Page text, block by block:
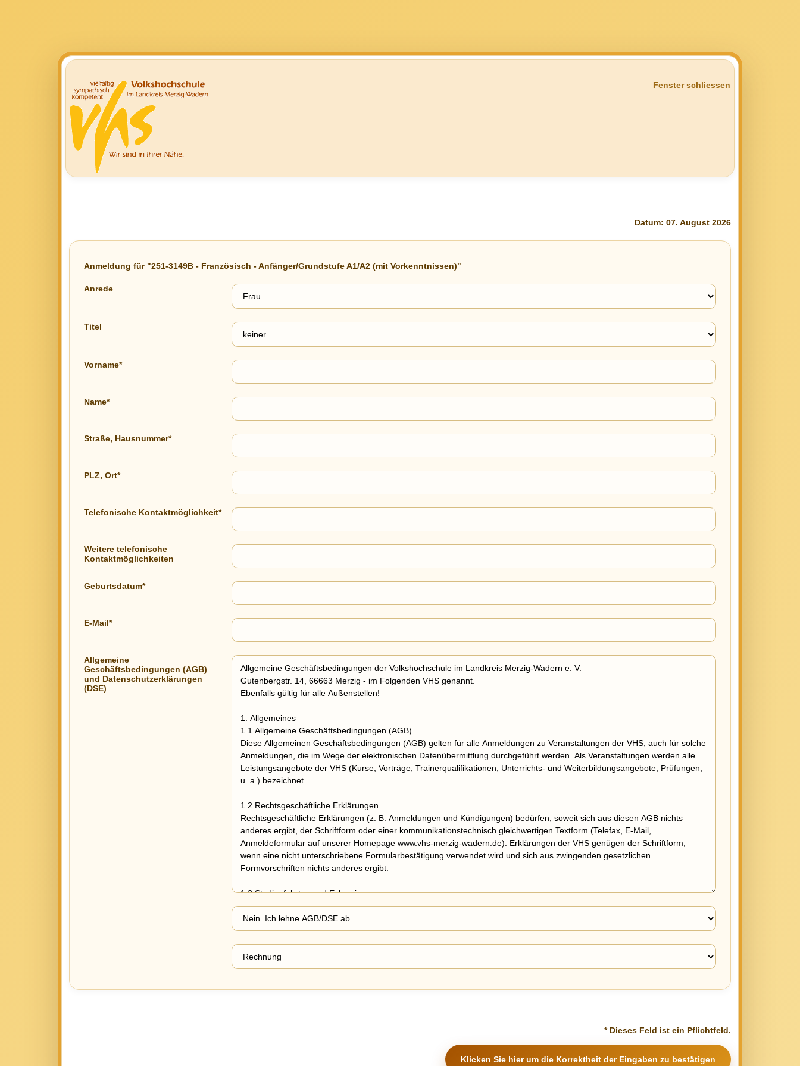
Fenster schliessen
Datum: 07. August 2026
Anmeldung für "251-3149B - Französisch - Anfänger/Grundstufe A1/A2 (mit Vorkenntnissen)"
Anrede
Titel
Vorname*
Name*
Straße, Hausnummer*
PLZ, Ort*
Telefonische Kontaktmöglichkeit*
Weitere telefonische
Kontaktmöglichkeiten
Geburtsdatum*
E-Mail*
Allgemeine
Geschäftsbedingungen (AGB)
und Datenschutzerklärungen
(DSE)
* Dieses Feld ist ein Pflichtfeld.